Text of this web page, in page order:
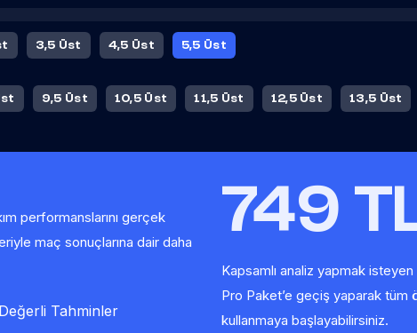
3,5 Üst 4,5 Üst 5,5 Üst
9,5 Üst 10,5 Üst 11,5 Üst 12,5 Üst 13,5 Üst
performanslarını gerçek
maç sonuçlarına dair daha
Değerli Tahminler
749
Kapsamlı analiz yapmak isteyen
Pro Paket’e geçiş yaparak tüm
kullanmaya başlayabilirsiniz.